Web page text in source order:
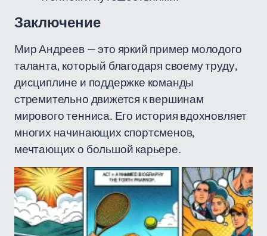
Заключение
Мир Андреев — это яркий пример молодого
таланта, который благодаря своему труду,
дисциплине и поддержке команды
стремительно движется к вершинам
мирового тенниса. Его история вдохновляет
многих начинающих спортсменов,
мечтающих о большой карьере.